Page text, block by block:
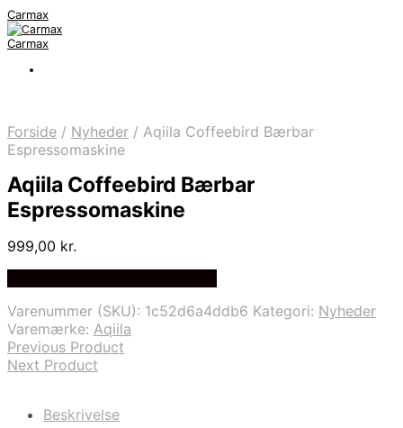
Carmax
Carmax
Forside / Nyheder / Aqiila Coffeebird Bærbar
Espressomaskine
Aqiila Coffeebird Bærbar
Espressomaskine
999,00 kr.
Varenummer (SKU): 1c52d6a4ddb6 Kategori: Nyheder
Varemærke: Aqiila
Previous Product
Next Product
Beskrivelse